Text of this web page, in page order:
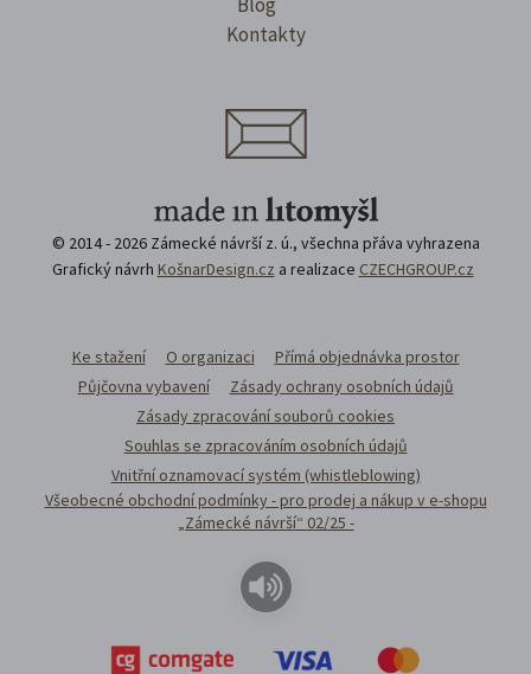
Kontakty
© 2014 - 2026 Zámecké návrší z. ú., všechna přáva vyhrazena
Grafický návrh KošnarDesign.cz a realizace CZECHGROUP.cz
Ke stažení O organizaci
Přímá objednávka prostor
Půjčovna vybavení
Zásady ochrany osobních údajů
Zásady zpracování souborů cookies
Souhlas se zpracováním osobních údajů
Vnitřní oznamovací systém (whistleblowing)
Všeobecné obchodní podmínky - pro prodej a nákup v e-shopu
„Zámecké návrší“ 02/25 -